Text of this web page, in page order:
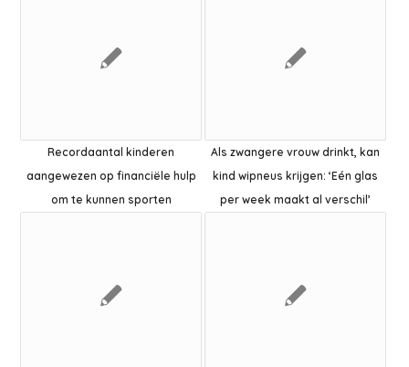
Recordaantal kinderen
aangewezen op financiële hulp
om te kunnen sporten
Als zwangere vrouw drinkt, kan
kind wipneus krijgen: ‘Eén glas
per week maakt al verschil’